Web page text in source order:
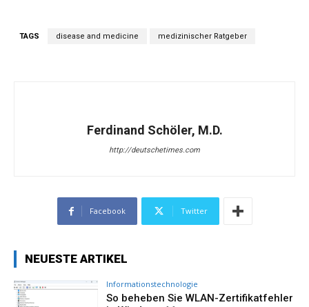
TAGS disease and medicine medizinischer Ratgeber
Ferdinand Schöler, M.D.
http://deutschetimes.com
Facebook Twitter
NEUESTE ARTIKEL
Informationstechnologie
So beheben Sie WLAN-Zertifikatfehler